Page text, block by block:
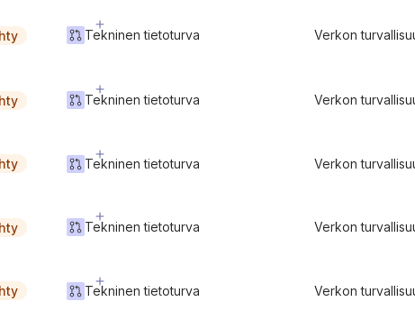
Tekninen tietoturva Verkon
Tekninen tietoturva Verkon
Tekninen tietoturva Verkon
Tekninen tietoturva Verkon
Tekninen tietoturva Verkon